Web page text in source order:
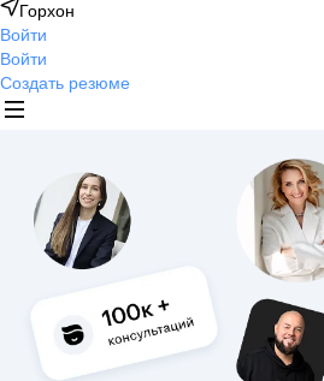
Горхон
Войти
Войти
Создать резюме